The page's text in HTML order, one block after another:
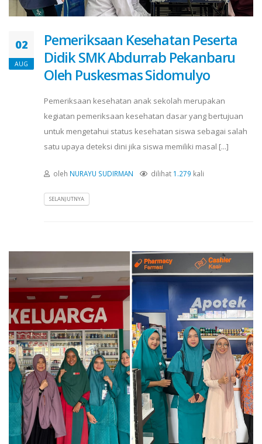
02
AUG
Pemeriksaan Kesehatan Peserta
Didik SMK Abdurrab Pekanbaru
Oleh Puskesmas Sidomulyo
Pemeriksaan kesehatan anak sekolah merupakan
kegiatan pemeriksaan kesehatan dasar yang bertujuan
untuk mengetahui status kesehatan siswa sebagai salah
satu upaya deteksi dini jika siswa memiliki masal [...]
oleh NURAYU SUDIRMAN dilihat 1.279 kali
SELANJUTNYA